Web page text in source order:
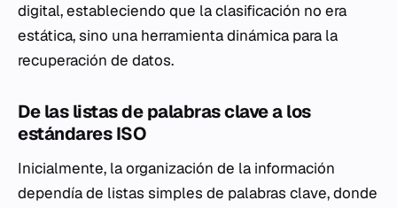
digital, estableciendo que la clasificación no era
estática, sino una herramienta dinámica para la
recuperación de datos.
De las listas de palabras clave a los
estándares ISO
Inicialmente, la organización de la información
dependía de listas simples de palabras clave, donde